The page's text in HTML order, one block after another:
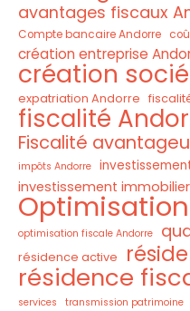
avantages fiscaux
Compte bancaire Andorre
création entreprise
création
expatriation Andorre
fiscalité
Fiscalité
impôts Andorre
investissement immobilier
optimisation fiscale Andorre
résidence active
résidence
services transmission patrimoine